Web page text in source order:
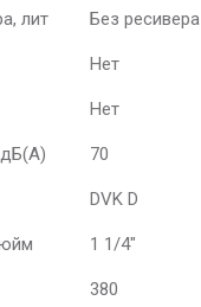
лит Без ресивера
Нет
Нет
70
DVK D
1 1/4"
380